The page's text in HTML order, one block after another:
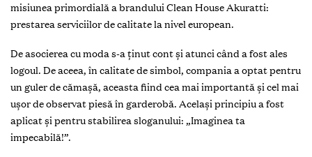
misiunea primordială a brandului Clean House Akuratti:
prestarea serviciilor de calitate la nivel european.
De asocierea cu moda s-a ținut cont și atunci când a fost ales
logoul. De aceea, în calitate de simbol, compania a optat pentru
un guler de cămașă, aceasta fiind cea mai importantă și cel mai
ușor de observat piesă în garderobă. Același principiu a fost
aplicat și pentru stabilirea sloganului: „Imaginea ta
impecabilă!”.